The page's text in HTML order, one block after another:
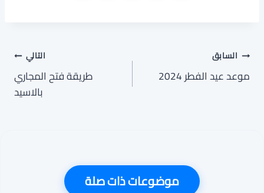
تصفّح
المقالات
السابق
موعد عيد الفطر 2024
التالي
طريقة فتح المجاري
بالاسيد
موضوعات ذات صلة